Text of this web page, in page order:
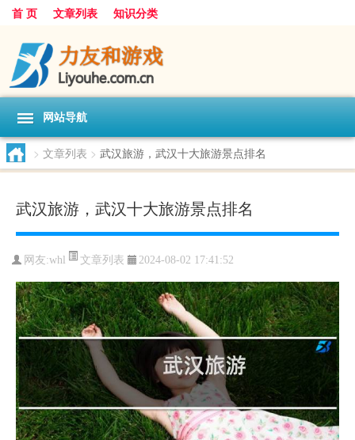
首 页 文章列表 知识分类
网站导航
> 文章列表 > 武汉旅游，武汉十大旅游景点排名
武汉旅游，武汉十大旅游景点排名
网友:whl 文章列表 2024-08-02 17:41:52